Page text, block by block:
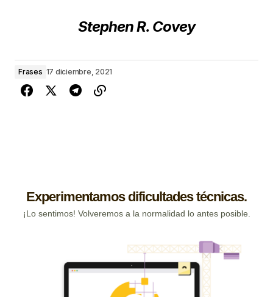
Stephen R. Covey
Frases 17 diciembre, 2021